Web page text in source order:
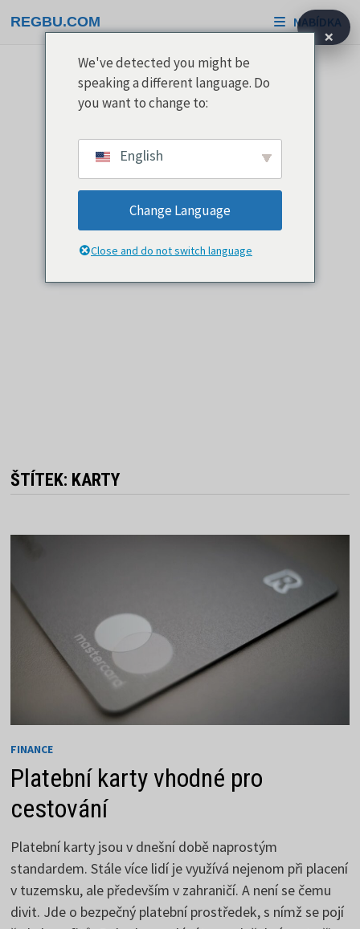
na
REGBU.COM NABÍDKA
ŠTÍTEK: KARTY
FINANCE
Platební karty vhodné pro
cestování
Platební karty jsou v dnešní době naprostým
standardem. Stále více lidí je využívá nejenom při placení
v tuzemsku, ale především v zahraničí. A není se čemu
divit. Jde o bezpečný platební prostředek, s nímž se pojí
×
We've detected you might be
speaking a different language. Do
you want to change to:
English
Change Language
Close and do not switch language